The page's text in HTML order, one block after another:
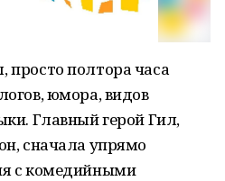
полтора часа
юмора, видов
Главный герой Гил,
сначала упрямо
с комедийными